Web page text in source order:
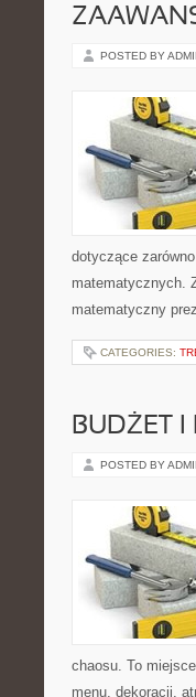
POSTED BY
dotyczące
matematycznych.
matematyczny
CATEGORIES:
BUDŻET I
POSTED BY
chaosu. To
menu, dekoracji,